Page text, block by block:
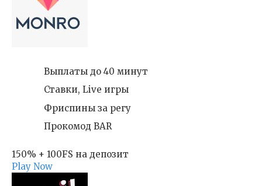
Выплаты до 40 минут
Ставки, Live игры
Фриспины за регу
Прокомод BAR
150% + 100FS на депозит
Play Now